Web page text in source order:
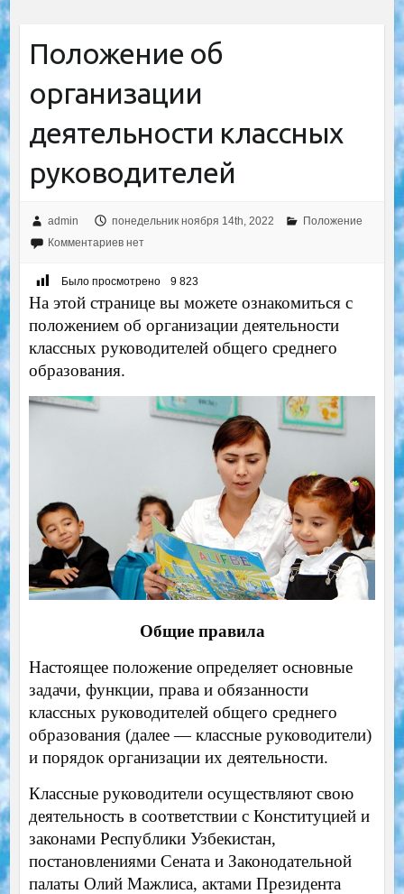
Положение об
организации
деятельности классных
руководителей
admin понедельник ноября 14th, 2022
Положение
Комментариев нет
Было просмотрено 9 823
На этой странице вы можете ознакомиться с
положением об организации деятельности
классных руководителей общего среднего
образования.
Общие правила
Настоящее положение определяет основные
задачи, функции, права и обязанности
классных руководителей общего среднего
образования (далее — классные руководители)
и порядок организации их деятельности.
Классные руководители осуществляют свою
деятельность в соответствии с Конституцией и
законами Республики Узбекистан,
постановлениями Сената и Законодательной
палаты Олий Мажлиса, актами Президента